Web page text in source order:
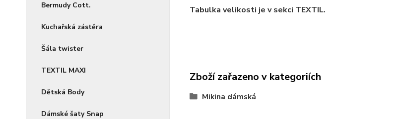
Bermudy Cott.
Kuchařská zástěra
Šála twister
TEXTIL MAXI
Dětská Body
Dámské šaty Snap
Tabulka velikosti je v sekci TEXTIL.
Zboží zařazeno v kategoriích
Mikina dámská